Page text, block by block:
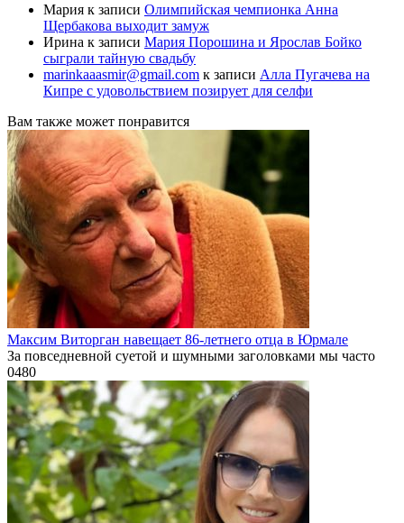
Мария к записи Олимпийская чемпионка Анна
Щербакова выходит замуж
Ирина к записи Мария Порошина и Ярослав Бойко
сыграли тайную свадьбу
marinkaaasmir@gmail.com к записи Алла Пугачева на
Кипре с удовольствием позирует для селфи
Вам также может понравится
Максим Виторган навещает 86-летнего отца в Юрмале
За повседневной суетой и шумными заголовками мы часто
0480